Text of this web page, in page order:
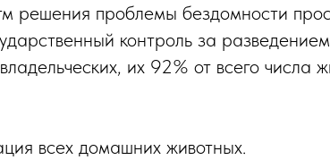
решения проблемы бездомности
контроль за
их 92% от всего числа
всех домашних животных.